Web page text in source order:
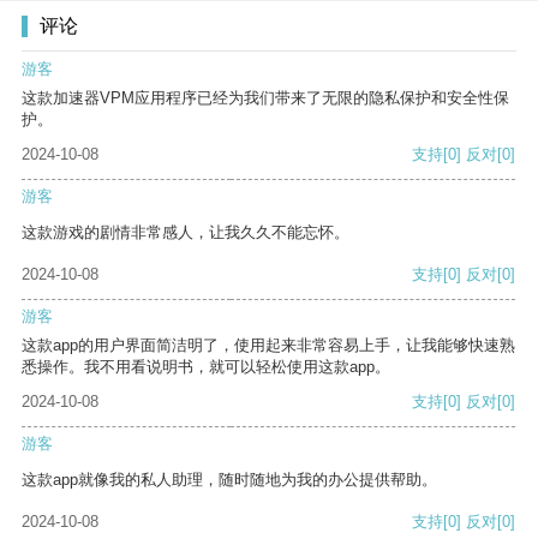
评论
游客
这款加速器VPM应用程序已经为我们带来了无限的隐私保护和安全性保
护。
2024-10-08
支持[0] 反对[0]
游客
这款游戏的剧情非常感人，让我久久不能忘怀。
2024-10-08 支持[0] 反对[0]
游客
这款app的用户界面简洁明了，使用起来非常容易上手，让我能够快速熟
悉操作。我不用看说明书，就可以轻松使用这款app。
2024-10-08
支持[0] 反对[0]
游客
这款app就像我的私人助理，随时随地为我的办公提供帮助。
2024-10-08 支持[0] 反对[0]